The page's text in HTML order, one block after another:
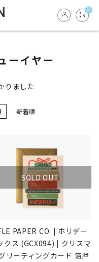
0
ーイヤー
りました
新着順
SOLD OUT
PAPER CO. | ホリデー
クス (GCX094) | クリスマ
リーティングカード 箔押